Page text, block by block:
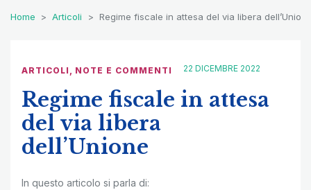
Home Articoli Regime fiscale in attesa del via libera
ARTICOLI , NOTE E COMMENTI 22 DICEMBRE 2022
Regime fiscale in attesa
del via libera
dell’Unione
In questo articolo si parla di: